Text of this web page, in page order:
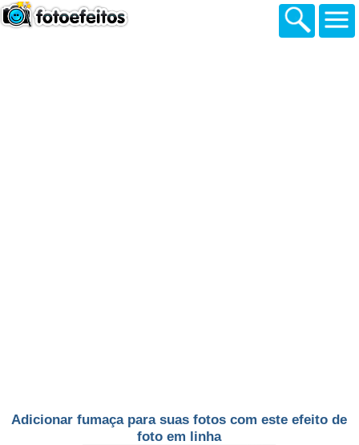
Adicionar fumaça para suas fotos com este efeito de
foto em linha